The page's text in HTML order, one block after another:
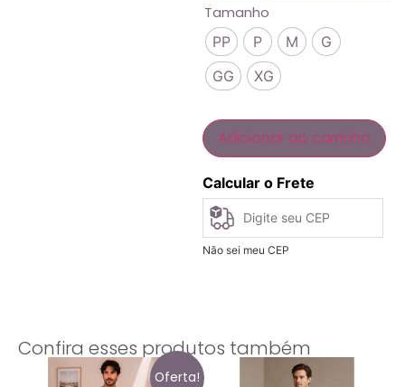
Tamanho
PP P M
G
GG
XG
Adicionar ao carrinho
Calcular o Frete
Não sei meu CEP
Confira esses produtos também
Oferta!